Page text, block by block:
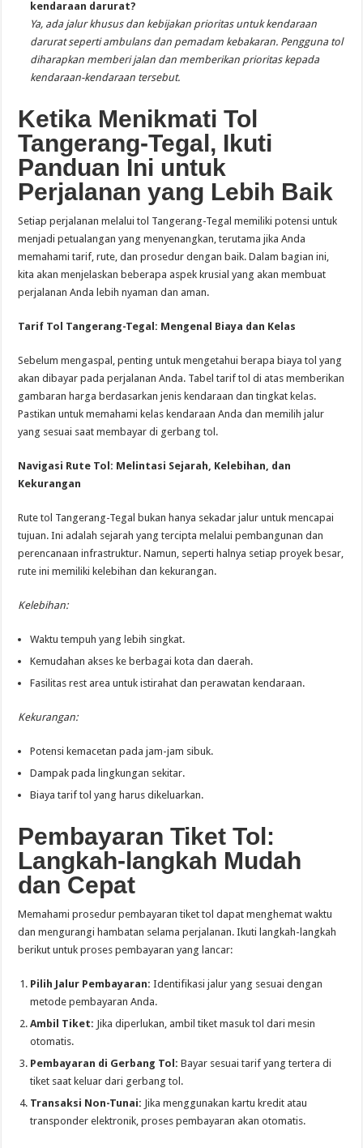
kendaraan darurat?
Ya, ada jalur khusus dan kebijakan prioritas untuk kendaraan
darurat seperti ambulans dan pemadam kebakaran. Pengguna tol
diharapkan memberi jalan dan memberikan prioritas kepada
kendaraan-kendaraan tersebut.
Ketika Menikmati Tol
Tangerang-Tegal, Ikuti
Panduan Ini untuk
Perjalanan yang Lebih Baik
Setiap perjalanan melalui tol Tangerang-Tegal memiliki potensi untuk
menjadi petualangan yang menyenangkan, terutama jika Anda
memahami tarif, rute, dan prosedur dengan baik. Dalam bagian ini,
kita akan menjelaskan beberapa aspek krusial yang akan membuat
perjalanan Anda lebih nyaman dan aman.
Tarif Tol Tangerang-Tegal: Mengenal Biaya dan Kelas
Sebelum mengaspal, penting untuk mengetahui berapa biaya tol yang
akan dibayar pada perjalanan Anda. Tabel tarif tol di atas memberikan
gambaran harga berdasarkan jenis kendaraan dan tingkat kelas.
Pastikan untuk memahami kelas kendaraan Anda dan memilih jalur
yang sesuai saat membayar di gerbang tol.
Navigasi Rute Tol: Melintasi Sejarah, Kelebihan, dan
Kekurangan
Rute tol Tangerang-Tegal bukan hanya sekadar jalur untuk mencapai
tujuan. Ini adalah sejarah yang tercipta melalui pembangunan dan
perencanaan infrastruktur. Namun, seperti halnya setiap proyek besar,
rute ini memiliki kelebihan dan kekurangan.
Kelebihan:
Waktu tempuh yang lebih singkat.
Kemudahan akses ke berbagai kota dan daerah.
Fasilitas rest area untuk istirahat dan perawatan kendaraan.
Kekurangan:
Potensi kemacetan pada jam-jam sibuk.
Dampak pada lingkungan sekitar.
Biaya tarif tol yang harus dikeluarkan.
Pembayaran Tiket Tol:
Langkah-langkah Mudah
dan Cepat
Memahami prosedur pembayaran tiket tol dapat menghemat waktu
dan mengurangi hambatan selama perjalanan. Ikuti langkah-langkah
berikut untuk proses pembayaran yang lancar:
Pilih Jalur Pembayaran: Identifikasi jalur yang sesuai dengan
metode pembayaran Anda.
Ambil Tiket: Jika diperlukan, ambil tiket masuk tol dari mesin
otomatis.
Pembayaran di Gerbang Tol: Bayar sesuai tarif yang tertera di
tiket saat keluar dari gerbang tol.
Transaksi Non-Tunai: Jika menggunakan kartu kredit atau
transponder elektronik, proses pembayaran akan otomatis.